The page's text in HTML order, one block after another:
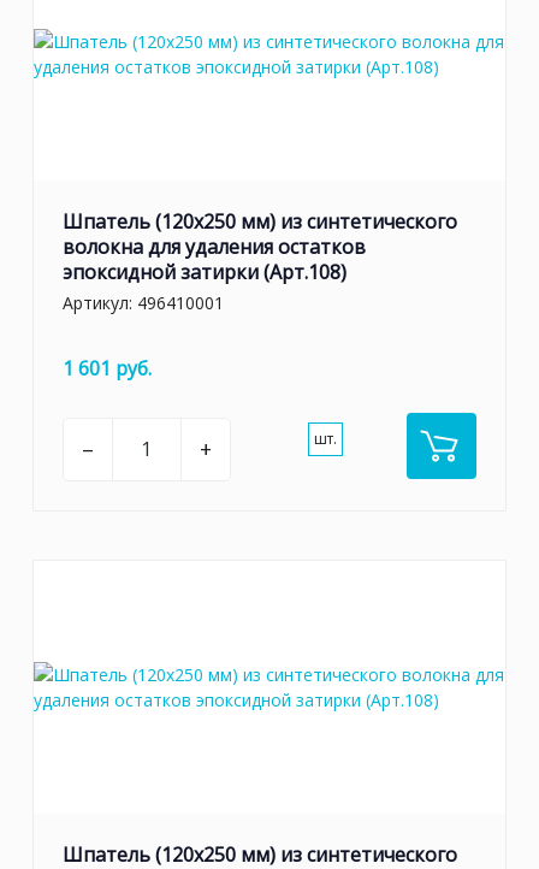
Шпатель (120х250 мм) из синтетического
волокна для удаления остатков
эпоксидной затирки (Арт.108)
Артикул: 496410001
1 601 руб.
– + шт.
Шпатель (120х250 мм) из синтетического